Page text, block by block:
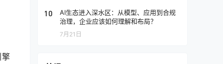
擎
10
AI生态进入深水区：从模型、应用到合规
治理，企业应该如何理解和布局？
7月21日